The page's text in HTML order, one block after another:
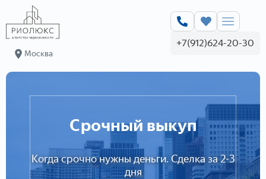
Москва
+7(912)624-20-30
Срочный выкуп
Когда срочно нужны деньги. Сделка за 2-3
дня